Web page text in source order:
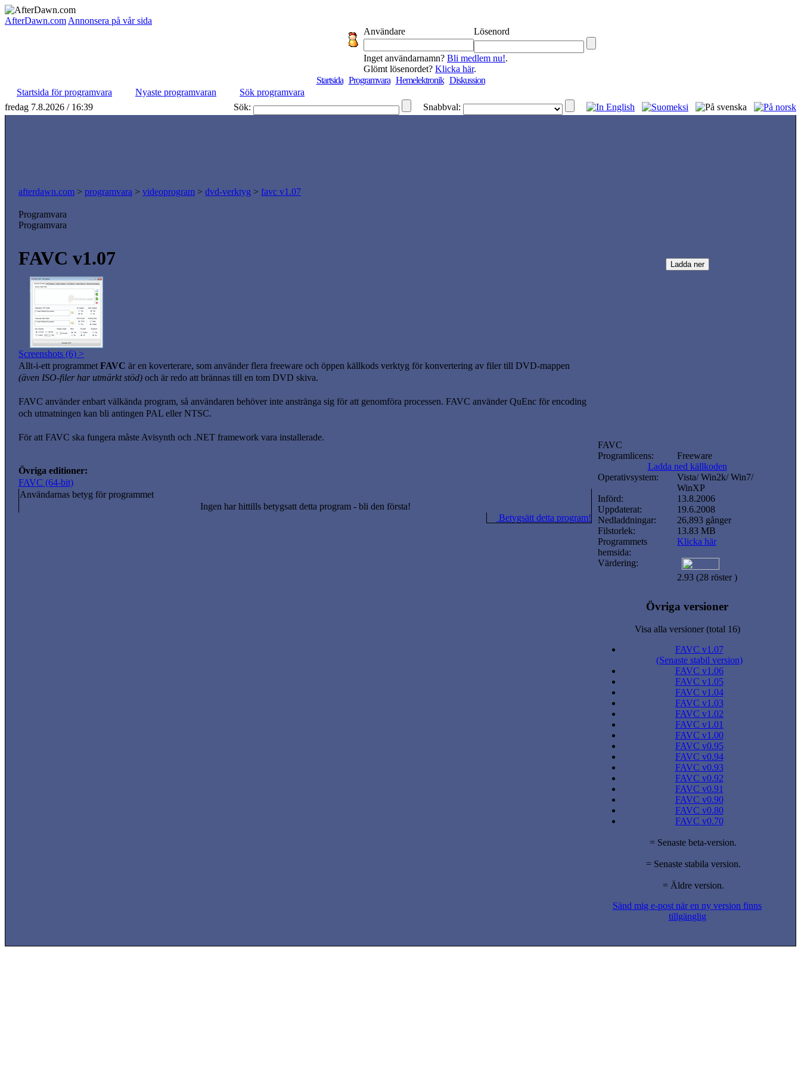
AfterDawn.com Annonsera på vår sida
Användare
Lösenord
Inget användarnamn? Bli medlem nu!.
Glömt lösenordet? Klicka här.
Startsida Programvara Hemelektronik Diskussion
Startsida för programvara
Nyaste programvaran
Sök programvara
fredag 7.8.2026 / 16:39
Sök: Snabbval:
afterdawn.com > programvara > videoprogram > dvd-verktyg > favc v1.07
Programvara
Programvara
FAVC v1.07
Screenshots (6) >
Allt-i-ett programmetFAVC är en koverterare, som använder flera freeware och öppen källkods verktyg för konvertering av filer till DVD-mappen
(även ISO-filer har utmärkt stöd) och är redo att brännas till en tom DVD skiva.
FAVC använder enbart välkända program, så användaren behöver inte anstränga sig för att genomföra processen. FAVC använder QuEnc för encoding
och utmatningen kan bli antingen PAL eller NTSC.
För att FAVC ska fungera måste Avisynth och .NET framework vara installerade.
Övriga editioner:
FAVC (64-bit)
FAVC
Programlicens:
Freeware
Ladda ned källkoden
Operativsystem:
Vista/ Win2k/ Win7/
WinXP
Införd:
13.8.2006
Uppdaterat:
19.6.2008
Nedladdningar:
26,893 gånger
Filstorlek:
13.83 MB
Programmets
hemsida:
Klicka här
Värdering:
2.93 (28 röster )
Övriga versioner
Visa alla versioner (total 16)
FAVC v1.07
(Senaste stabil version)
FAVC v1.06
FAVC v1.05
FAVC v1.04
FAVC v1.03
FAVC v1.02
FAVC v1.01
FAVC v1.00
FAVC v0.95
FAVC v0.94
FAVC v0.93
FAVC v0.92
FAVC v0.91
FAVC v0.90
FAVC v0.80
FAVC v0.70
= Senaste beta-version.
= Senaste stabila version.
= Äldre version.
Sänd mig e-post när en ny version finns
tillgänglig
Användarnas betyg för programmet
Ingen har hittills betygsatt detta program - bli den första!
Betygsätt detta program!